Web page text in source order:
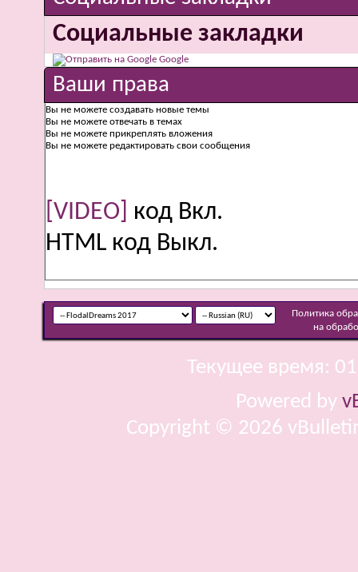
Социальные закладки
Google
Ваши права
Вы не можете создавать новые темы
Вы не можете отвечать в темах
Вы не можете прикреплять вложения
Вы не можете редактировать свои сообщения
[VIDEO] код Вкл.
HTML код Выкл.
Политика
на
Текущее время:
Powered by
Copyright © 2026